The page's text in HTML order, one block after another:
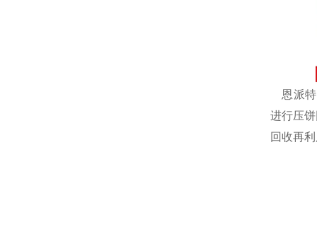
恩派特
进行压
回收再